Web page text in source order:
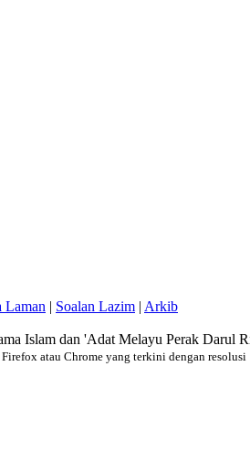
Laman | Soalan Lazim | Arkib
Islam dan 'Adat Melayu Perak Darul
atau Chrome yang terkini dengan